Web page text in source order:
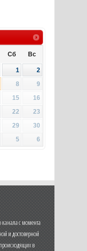
Сб Вс
1
2
8
9
15
16
22
23
29
30
5 6
с момента
и достоверной
в